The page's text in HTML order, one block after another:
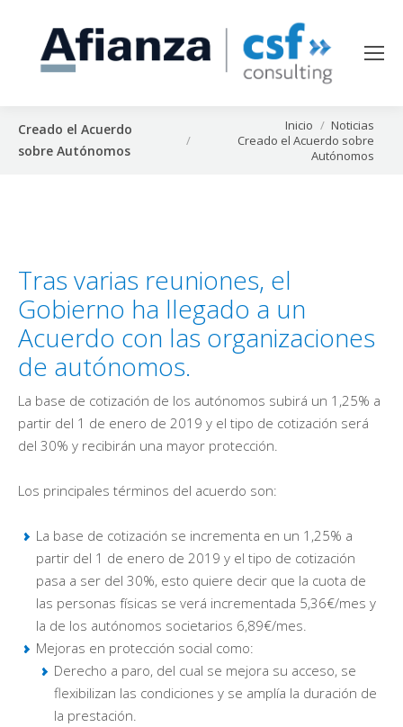
Creado el Acuerdo
sobre Autónomos
Inicio
Noticias
Creado el Acuerdo sobre
Autónomos
Tras varias reuniones, el
Gobierno ha llegado a un
Acuerdo con las organizaciones
de autónomos.
La base de cotización de los autónomos subirá un 1,25% a
partir del 1 de enero de 2019 y el tipo de cotización será
del 30% y recibirán una mayor protección.
Los principales términos del acuerdo son:
La base de cotización se incrementa en un 1,25% a
partir del 1 de enero de 2019 y el tipo de cotización
pasa a ser del 30%, esto quiere decir que la cuota de
las personas físicas se verá incrementada 5,36€/mes y
la de los autónomos societarios 6,89€/mes.
Mejoras en protección social como:
Derecho a paro, del cual se mejora su acceso, se
flexibilizan las condiciones y se amplía la duración de
la prestación.